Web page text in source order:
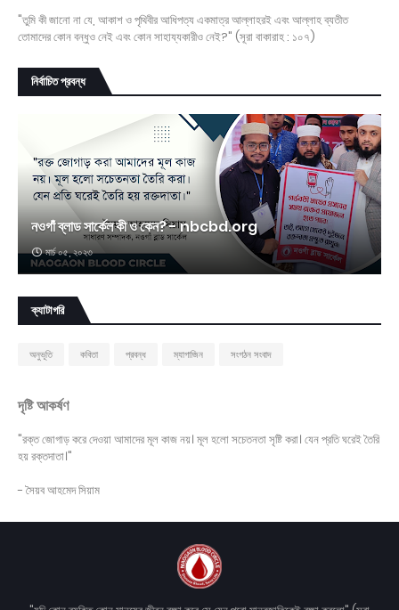
"তুমি কী জানো না যে, আকাশ ও পৃথিবীর আধিপত্য একমাত্র আল্লাহরই এবং আল্লাহ ব্যতীত
তোমাদের কোন বন্ধুও নেই এবং কোন সাহায্যকারীও নেই?" (সূরা বাকারাহ : ১০৭)
নির্বাচিত প্রবন্ধ
নওগাঁ ব্লাড সার্কেল কী ও কেন? - nbcbd.org
মার্চ ০৫, ২০২৩
ক্যাটাগরি
অনুভূতি কবিতা প্রবন্ধ ম্যাগাজিন সংগঠন সংবাদ
দৃষ্টি আকর্ষণ
"রক্ত জোগাড় করে দেওয়া আমাদের মূল কাজ নয়। মূল হলো সচেতনতা সৃষ্টি করা। যেন প্রতি ঘরেই তৈরি
হয় রক্তদাতা।"
- সৈয়ব আহমেদ সিয়াম